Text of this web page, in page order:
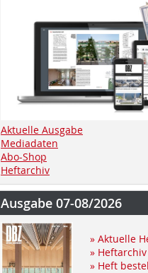
Aktuelle Ausgabe
Mediadaten
Abo-Shop
Heftarchiv
Ausgabe 07-08/2026
» Aktuelle
» Heftarchiv
» Heft